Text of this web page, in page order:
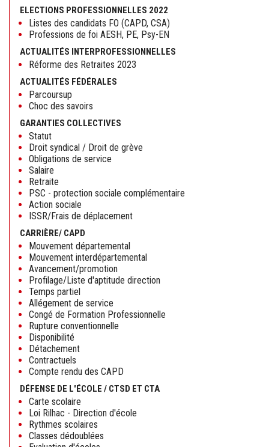
ELECTIONS PROFESSIONNELLES 2022
Listes des candidats FO (CAPD, CSA)
Professions de foi AESH, PE, Psy-EN
ACTUALITÉS INTERPROFESSIONNELLES
Réforme des Retraites 2023
ACTUALITÉS FÉDÉRALES
Parcoursup
Choc des savoirs
GARANTIES COLLECTIVES
Statut
Droit syndical / Droit de grève
Obligations de service
Salaire
Retraite
PSC - protection sociale complémentaire
Action sociale
ISSR/Frais de déplacement
CARRIÈRE/ CAPD
Mouvement départemental
Mouvement interdépartemental
Avancement/promotion
Profilage/Liste d'aptitude direction
Temps partiel
Allégement de service
Congé de Formation Professionnelle
Rupture conventionnelle
Disponibilité
Détachement
Contractuels
Compte rendu des CAPD
DÉFENSE DE L'ÉCOLE / CTSD ET CTA
Carte scolaire
Loi Rilhac - Direction d'école
Rythmes scolaires
Classes dédoublées